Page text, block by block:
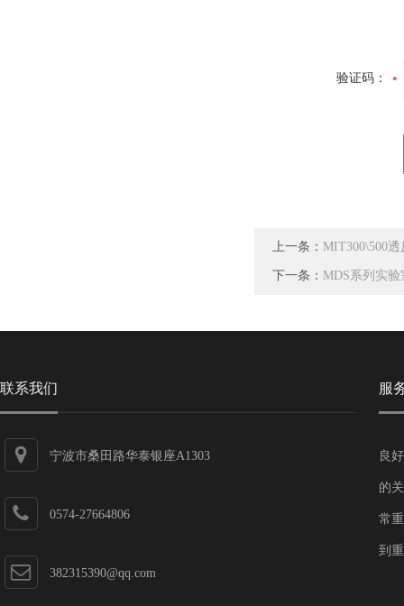
验证码：
上一条： MIT300\500
下一条： MDS系列实
联系我们
宁波市桑田路华泰银座A1303
0574-27664806
382315390@qq.com
服
良
的
常
到